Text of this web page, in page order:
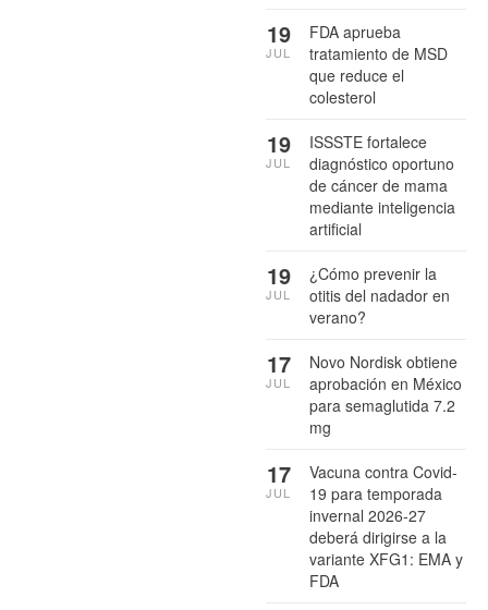
FDA aprueba
tratamiento de MSD
que reduce el
colesterol
19
JUL
ISSSTE fortalece
diagnóstico oportuno
de cáncer de mama
mediante inteligencia
artificial
19
JUL
¿Cómo prevenir la
otitis del nadador en
verano?
19
JUL
Novo Nordisk obtiene
aprobación en México
para semaglutida 7.2
mg
17
JUL
Vacuna contra Covid-
19 para temporada
invernal 2026-27
deberá dirigirse a la
variante XFG1: EMA y
FDA
17
JUL